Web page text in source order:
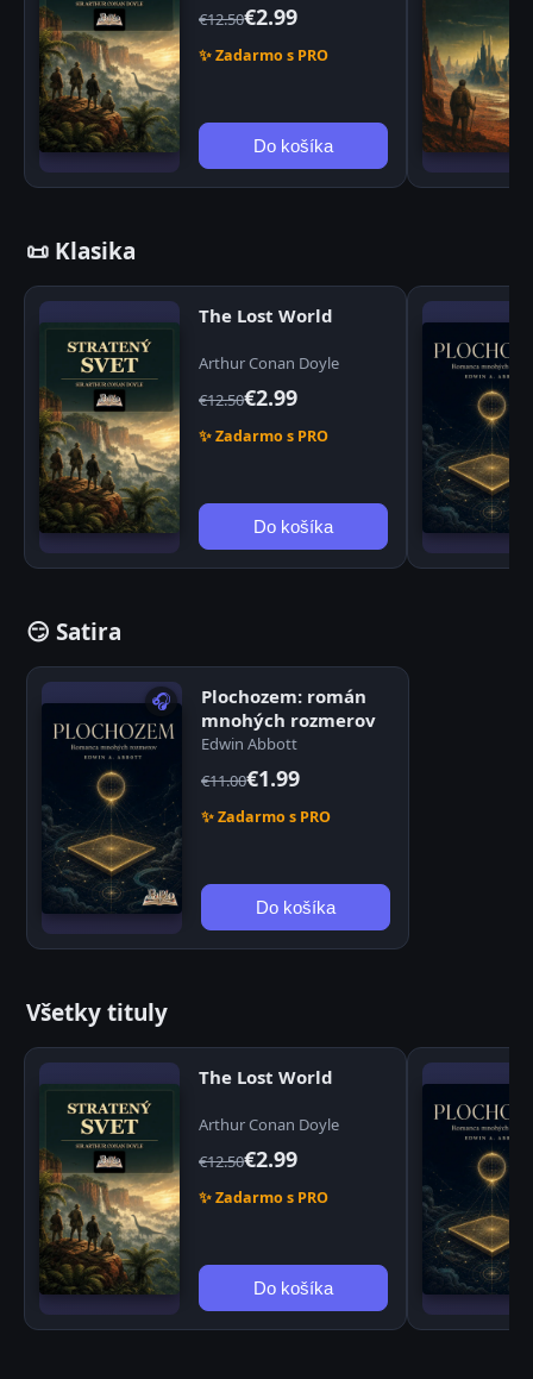
€12.50€2.99
✨ Zadarmo s PRO
Do košíka
📜 Klasika
The Lost World
Arthur Conan Doyle
€12.50€2.99
✨ Zadarmo s PRO
Do košíka
😏 Satira
🎧
Plochozem: román
mnohých rozmerov
Edwin Abbott
€11.00€1.99
✨ Zadarmo s PRO
Do košíka
Všetky tituly
The Lost World
Arthur Conan Doyle
€12.50€2.99
✨ Zadarmo s PRO
Do košíka